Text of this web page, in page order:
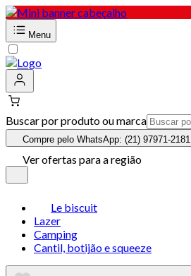
Menu
Buscar por produto ou marca
Compre pelo WhatsApp: (21) 97971-2181
Ver ofertas para a região
Le biscuit
Lazer
Camping
Cantil, botijão e squeeze